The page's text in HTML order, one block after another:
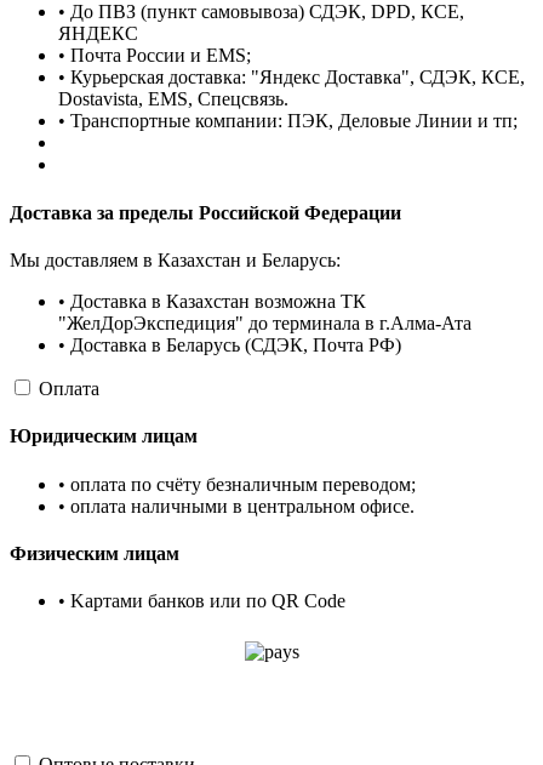
• До ПВЗ (пункт самовывоза) СДЭК, DPD, КСЕ,
ЯНДЕКС
• Почта России и EMS;
• Курьерская доставка: "Яндекс Доставка", СДЭК, КСЕ,
Dostavista, EMS, Спецсвязь.
• Транспортные компании: ПЭК, Деловые Линии и тп;
Доставка за пределы Российской Федерации
Мы доставляем в Казахстан и Беларусь:
• Доставка в Казахстан возможна ТК
"ЖелДорЭкспедиция" до терминала в г.Алма-Ата
• Доставка в Беларусь (СДЭК, Почта РФ)
Оплата
Юридическим лицам
• оплата по счёту безналичным переводом;
• оплата наличными в центральном офисе.
Физическим лицам
• Kартами банков или по QR Code